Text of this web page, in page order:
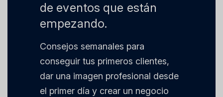
de eventos que están
empezando.
Consejos semanales para
conseguir tus primeros clientes,
dar una imagen profesional desde
el primer día y crear un negocio